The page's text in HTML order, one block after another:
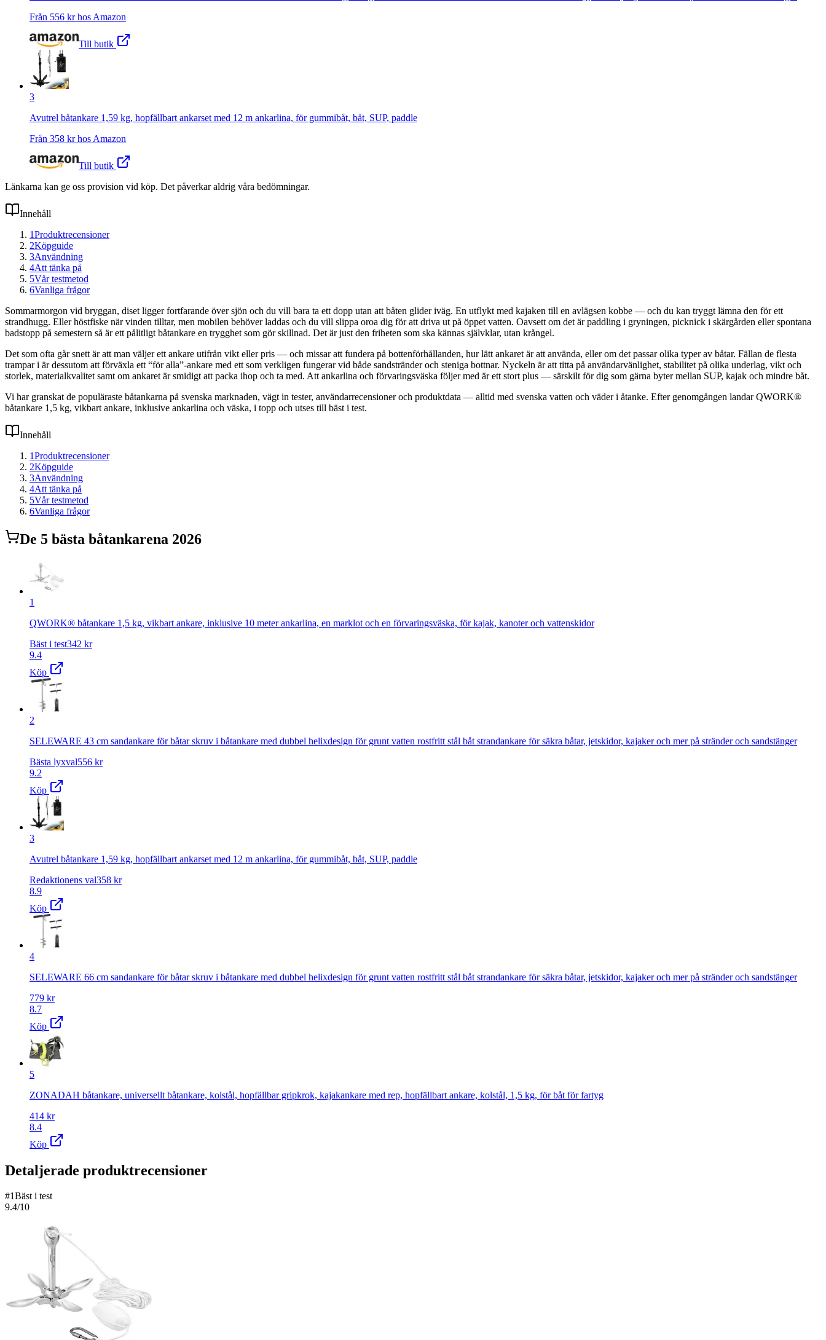
Från 556 kr hos Amazon
Till butik
3
Avutrel båtankare 1,59 kg, hopfällbart ankarset med 12 m ankarlina, för gummibåt, båt, SUP, paddle
Från 358 kr hos Amazon
Till butik
Länkarna kan ge oss provision vid köp. Det påverkar aldrig våra bedömningar.
Innehåll
1Produktrecensioner
2Köpguide
3Användning
4Att tänka på
5Vår testmetod
6Vanliga frågor
Sommarmorgon vid bryggan, diset ligger fortfarande över sjön och du vill bara ta ett dopp utan att båten glider iväg. En utflykt med kajaken till en avlägsen kobbe — och du kan tryggt lämna den för ett
strandhugg. Eller höstfiske när vinden tilltar, men mobilen behöver laddas och du vill slippa oroa dig för att driva ut på öppet vatten. Oavsett om det är paddling i gryningen, picknick i skärgården eller spontana
badstopp på semestern så är ett pålitligt båtankare en trygghet som gör skillnad. Det är just den friheten som ska kännas självklar, utan krångel.
Det som ofta går snett är att man väljer ett ankare utifrån vikt eller pris — och missar att fundera på bottenförhållanden, hur lätt ankaret är att använda, eller om det passar olika typer av båtar. Fällan de flesta
trampar i är dessutom att förväxla ett “för alla”‑ankare med ett som verkligen fungerar vid både sandstränder och steniga bottnar. Nyckeln är att titta på användarvänlighet, stabilitet på olika underlag, vikt och
storlek, materialkvalitet samt om ankaret är smidigt att packa ihop och ta med. Att ankarlina och förvaringsväska följer med är ett stort plus — särskilt för dig som gärna byter mellan SUP, kajak och mindre båt.
Vi har granskat de populäraste båtankarna på svenska marknaden, vägt in tester, användarrecensioner och produktdata — alltid med svenska vatten och väder i åtanke. Efter genomgången landar QWORK®
båtankare 1,5 kg, vikbart ankare, inklusive ankarlina och väska, i topp och utses till bäst i test.
Innehåll
1Produktrecensioner
2Köpguide
3Användning
4Att tänka på
5Vår testmetod
6Vanliga frågor
De 5 bästa båtankarena 2026
1
QWORK® båtankare 1,5 kg, vikbart ankare, inklusive 10 meter ankarlina, en marklot och en förvaringsväska, för kajak, kanoter och vattenskidor
Bäst i test342 kr
9.4
Köp
2
SELEWARE 43 cm sandankare för båtar skruv i båtankare med dubbel helixdesign för grunt vatten rostfritt stål båt strandankare för säkra båtar, jetskidor, kajaker och mer på stränder och sandstänger
Bästa lyxval556 kr
9.2
Köp
3
Avutrel båtankare 1,59 kg, hopfällbart ankarset med 12 m ankarlina, för gummibåt, båt, SUP, paddle
Redaktionens val358 kr
8.9
Köp
4
SELEWARE 66 cm sandankare för båtar skruv i båtankare med dubbel helixdesign för grunt vatten rostfritt stål båt strandankare för säkra båtar, jetskidor, kajaker och mer på stränder och sandstänger
779 kr
8.7
Köp
5
ZONADAH båtankare, universellt båtankare, kolstål, hopfällbar gripkrok, kajakankare med rep, hopfällbart ankare, kolstål, 1,5 kg, för båt för fartyg
414 kr
8.4
Köp
Detaljerade produktrecensioner
#1Bäst i test
9.4/10